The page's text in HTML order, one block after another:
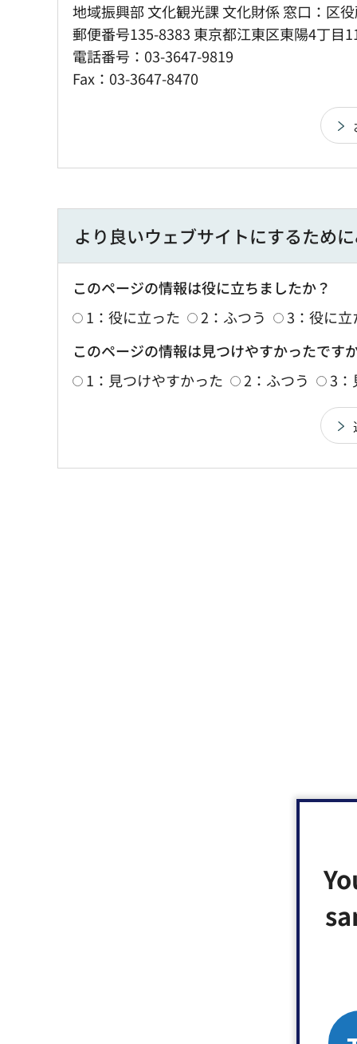
地域振興部 文化観光課 文化財係 窓口：区
郵便番号135-8383 東京都江東区東陽4丁目
電話番号：03-3647-9819
Fax：03-3647-8470
より良いウェブサイトにするため
このページの情報は役に立ちましたか？
1：役に立った
2：ふつう
3：役に
このページの情報は見つけやすかったです
1：見つけやすかった
2：ふつう 3：